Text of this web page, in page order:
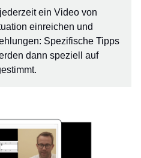
ein Video von
einreichen und
Spezifische Tipps
dann speziell auf